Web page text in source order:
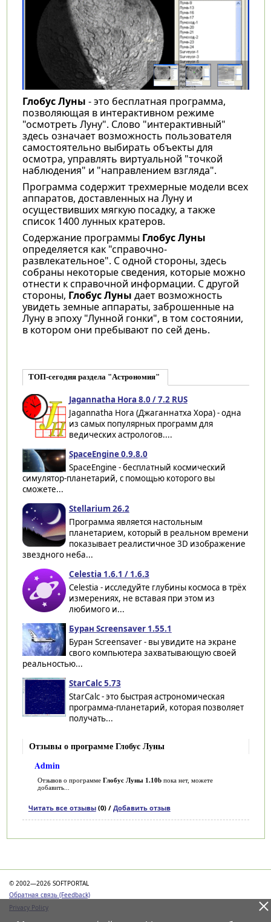
Глобус Луны - это бесплатная программа,
позволяющая в интерактивном режиме
"осмотреть Луну". Слово "интерактивный"
здесь означает возможность пользователя
самостоятельно выбирать объекты для
осмотра, управлять виртуальной "точкой
наблюдения" и "направлением взгляда".
Программа содержит трехмерные модели всех
аппаратов, доставленных на Луну и
осуществивших мягкую посадку, а также
список 1400 лунных кратеров.
Содержание программы Глобус Луны
определяется как "справочно-
развлекательное". С одной стороны, здесь
собраны некоторые сведения, которые можно
отнести к справочной информации. С другой
стороны, Глобус Луны дает возможность
увидеть земные аппараты, заброшенные на
Луну в эпоху "Лунной гонки", в том состоянии,
в котором они пребывают по сей день.
ТОП-сегодня раздела "Астрономия"
Jagannatha Hora 8.0 / 7.2 RUS
Jagannatha Hora (Джаганнатха Хора) - одна
из самых популярных программ для
ведических астрологов....
SpaceEngine 0.9.8.0
SpaceEngine - бесплатный космический
симулятор-планетарий, с помощью которого вы
сможете...
Stellarium 26.2
Программа является настольным
планетарием, который в реальном времени
показывает реалистичное 3D изображение
звездного неба...
Celestia 1.6.1 / 1.6.3
Celestia - исследуйте глубины космоса в трёх
измерениях, не вставая при этом из
любимого и...
Буран Screensaver 1.55.1
Буран Screensaver - вы увидите на экране
свого компьютера захватывающую своей
реальностью...
StarCalc 5.73
StarCalc - это быстрая астрономическая
программа-планетарий, которая позволяет
получать...
Отзывы о программе Глобус Луны
Admin
Отзывов о программе Глобус Луны 1.10bпока нет, можете
добавить...
Читать все отзывы(0) / Добавить отзыв
© 2002—2026 SOFTPORTAL
Обратная связь (Feedback)
Privacy Policy